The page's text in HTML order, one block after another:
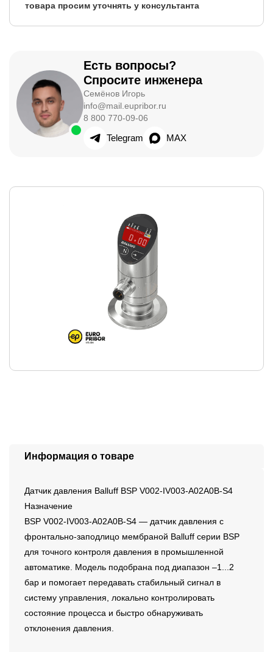
товара просим уточнять у консультанта
Есть вопросы?
Спросите инженера
Семёнов Игорь
info@mail.eupribor.ru
8 800 770-09-06
Telegram MAX
Информация о товаре
Датчик давления Balluff BSP V002-IV003-A02A0B-S4
Назначение
BSP V002-IV003-A02A0B-S4 — датчик давления с
фронтально-заподлицо мембраной Balluff серии BSP
для точного контроля давления в промышленной
автоматике. Модель подобрана под диапазон –1...2
бар и помогает передавать стабильный сигнал в
систему управления, локально контролировать
состояние процесса и быстро обнаруживать
отклонения давления.